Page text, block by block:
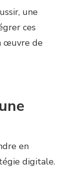
une
ces
œuvre de
en
digitale.